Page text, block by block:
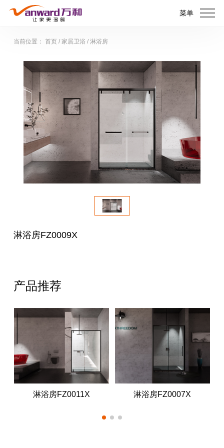
菜单
当前位置： 首页/ 家居卫浴 / 淋浴房
淋浴房FZ0009X
产品推荐
淋浴房FZ0011X 淋浴房FZ0007X